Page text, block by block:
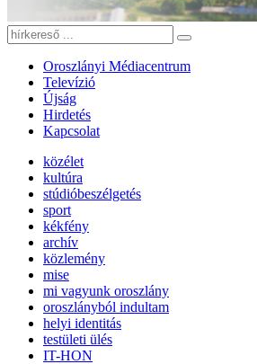
Oroszlányi Médiacentrum
Televízió
Újság
Hirdetés
Kapcsolat
közélet
kultúra
stúdióbeszélgetés
sport
kékfény
archív
közlemény
mise
mi vagyunk oroszlány
oroszlányból indultam
helyi identitás
testületi ülés
IT-HON